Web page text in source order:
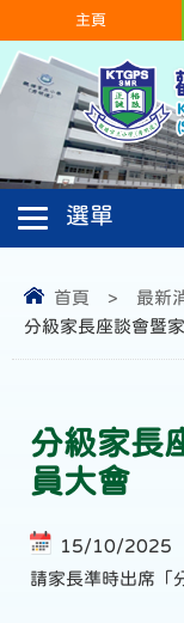
主頁
首頁 > 最新
分級家長座談會暨
分級家長
員大會
15/10/2025
請家長準時出席「